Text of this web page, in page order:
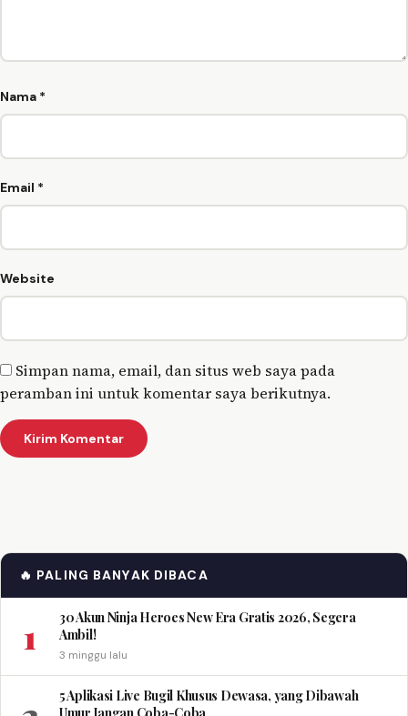
Nama *
Email *
Website
Simpan nama, email, dan situs web saya pada
peramban ini untuk komentar saya berikutnya.
🔥 PALING BANYAK DIBACA
1
30 Akun Ninja Heroes New Era Gratis 2026, Segera
Ambil!
3 minggu lalu
5 Aplikasi Live Bugil Khusus Dewasa, yang Dibawah
Umur Jangan Coba-Coba